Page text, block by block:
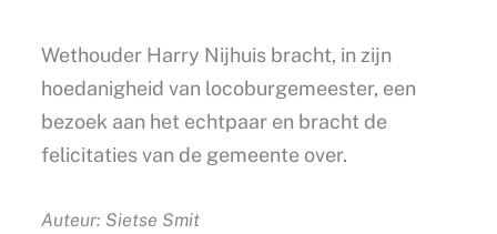
Wethouder Harry Nijhuis bracht, in zijn
hoedanigheid van locoburgemeester, een
bezoek aan het echtpaar en bracht de
felicitaties van de gemeente over.
Auteur: Sietse Smit